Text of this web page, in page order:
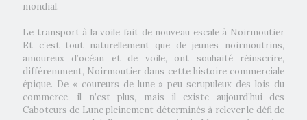
mondial.
Le transport à la voile fait de nouveau escale à Noirmoutier
Et c’est tout naturellement que de jeunes noirmoutrins,
amoureux d’océan et de voile, ont souhaité réinscrire,
différemment, Noirmoutier dans cette histoire commerciale
épique. De « coureurs de lune » peu scrupuleux des lois du
commerce, il n’est plus, mais il existe aujourd’hui des
Caboteurs de Lune pleinement déterminés à relever le défi de